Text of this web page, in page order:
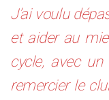
J’ai voulu
et aider au
cycle, avec
remercier le